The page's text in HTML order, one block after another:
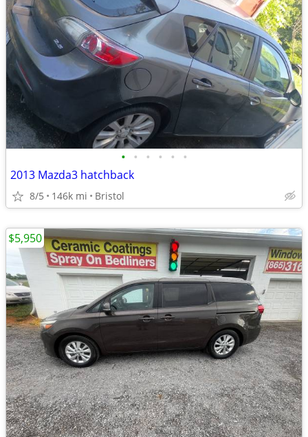
• • • • • •
2013 Mazda3 hatchback
8/5 146k mi Bristol
$5,950